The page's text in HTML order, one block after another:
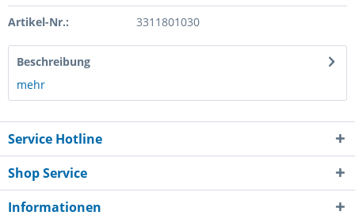
Artikel-Nr.: 3311801030
Beschreibung
mehr
Service Hotline
Shop Service
Informationen